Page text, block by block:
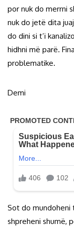
por nuk do merrni
nuk do jetë dita
do dini si t’i
hidhni më parë.
problematike.
Demi
Sot do mundoheni
shpreheni shumë,